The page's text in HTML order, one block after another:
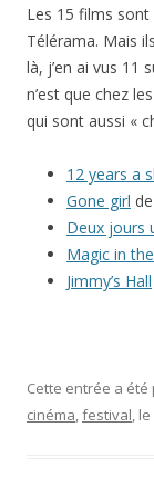
Les 15 films
Télérama. Mais
là, j’en ai vus 11
n’est que chez
qui sont aussi «
12 years a
Gone girl
Deux jours
Magic in
Jimmy’s Hall
Cette entrée a
cinéma,festival, le